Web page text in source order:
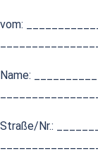
vom:
Name:
Straße/Nr.: